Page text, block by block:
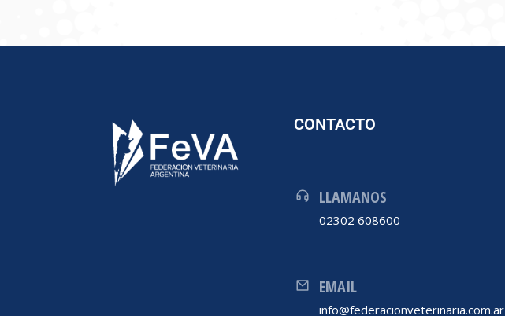
CONTACTO
LLAMANOS
02302 608600
EMAIL
info@federacionveterinaria.com.ar